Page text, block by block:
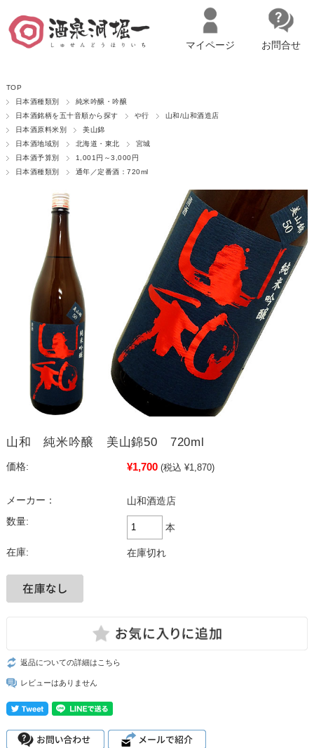
マイページ お問合せ
TOP
日本酒種類別
純米吟醸・吟醸
日本酒銘柄を五十音順から探す
や行
山和/山和酒造店
日本酒原料米別
美山錦
日本酒地域別
北海道・東北
宮城
日本酒予算別
1,001円～3,000円
日本酒種類別
通年／定番酒：720ml
山和 純米吟醸 美山錦50 720ml
価格: ¥1,700 (税込 ¥1,870)
メーカー：
山和酒造店
数量:
本
在庫: 在庫切れ
返品についての詳細はこちら
レビューはありません